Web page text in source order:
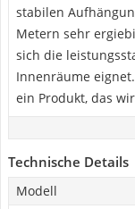
stabilen
Metern sehr
sich die
Innenräume
ein Produkt, das
Technische Details
Modell